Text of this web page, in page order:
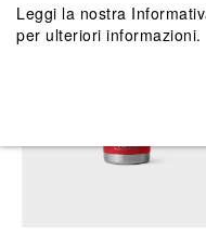
Leggi la nostra
per ulteriori informazioni.